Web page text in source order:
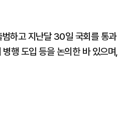
범하고 지난달 30일 국회를 통과
행 도입 등을 논의한 바 있으며,